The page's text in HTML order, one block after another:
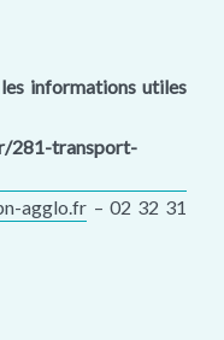
informations utiles
281-transport-
agglo.fr – 02 32 31